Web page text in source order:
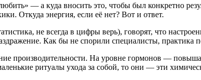
— а куда вносить это, чтобы был конкретно
Откуда энергия, если её нет? Вот и ответ.
не всегда в цифры верь), говорят, что
Как бы не спорили специалисты, практика
производительности. На уровне гормонов —
ритуалы ухода за собой, то они — эти